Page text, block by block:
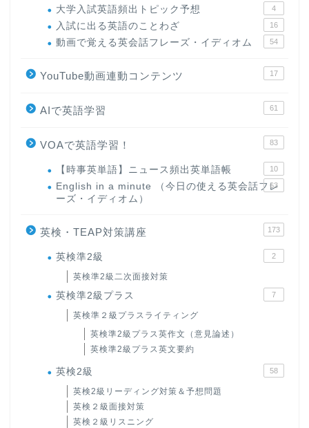
大学入試英語頻出トピック予想 4
入試に出る英語のことわざ 16
動画で覚える英会話フレーズ・イディオム 54
YouTube動画連動コンテンツ 17
AIで英語学習 61
VOAで英語学習！ 83
【時事英単語】ニュース頻出英単語帳 10
English in a minute （今日の使える英会話フレ
ーズ・イディオム）
63
英検・TEAP対策講座 173
英検準2級 2
英検準2級二次面接対策
英検準2級プラス 7
英検準２級プラスライティング
英検準2級プラス英作文（意見論述）
英検準2級プラス英文要約
英検2級 58
英検2級リーディング対策＆予想問題
英検２級面接対策
英検２級リスニング